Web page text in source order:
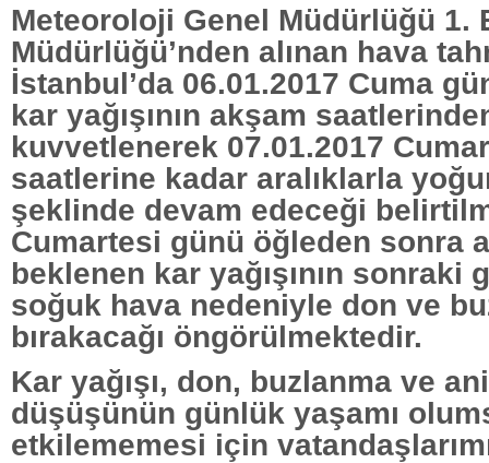
Meteoroloji Genel Müdürlüğü 1.
Müdürlüğü’nden alınan hava
İstanbul’da 06.01.2017 Cuma
kar yağışının akşam
kuvvetlenerek 07.01.2017
saatlerine kadar aralıklarla
şeklinde devam edeceği
Cumartesi günü öğleden sonra
beklenen kar yağışının sonraki
soğuk hava nedeniyle don ve
bırakacağı öngörülmektedir.
Kar yağışı, don, buzlanma ve
düşüşünün günlük yaşamı
etkilememesi için